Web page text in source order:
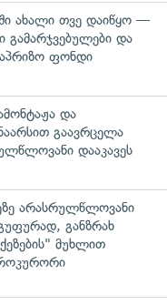
ახალი თვე დაიწყო —
გამარჯვებულები და
ფონდი
და
გაავრცელა
დააკავეს
არასრულწლოვანი
განზრახ
მუხლით